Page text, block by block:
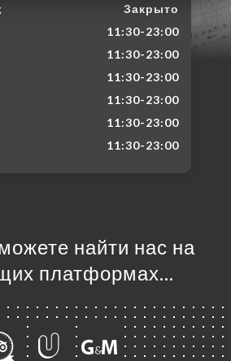
Закрыто
11:30-23:00
11:30-23:00
11:30-23:00
11:30-23:00
11:30-23:00
11:30-23:00
найти нас на
платформах…